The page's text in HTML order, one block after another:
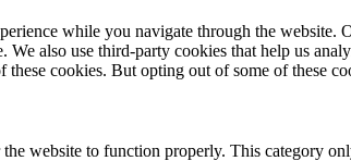
while you navigate through the website.
also use third-party cookies that help us
these cookies. But opting out of some of these
website to function properly. This category